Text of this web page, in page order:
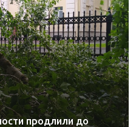
продлили до